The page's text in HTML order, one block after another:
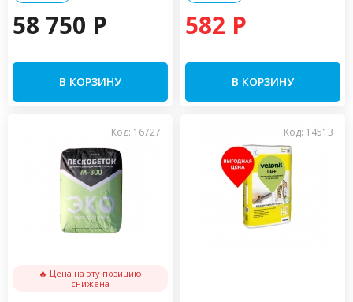
58 750 P
В КОРЗИНУ
582 P
В КОРЗИНУ
Код: 16727
🔥 Цена на эту позицию
снижена
Код: 14513